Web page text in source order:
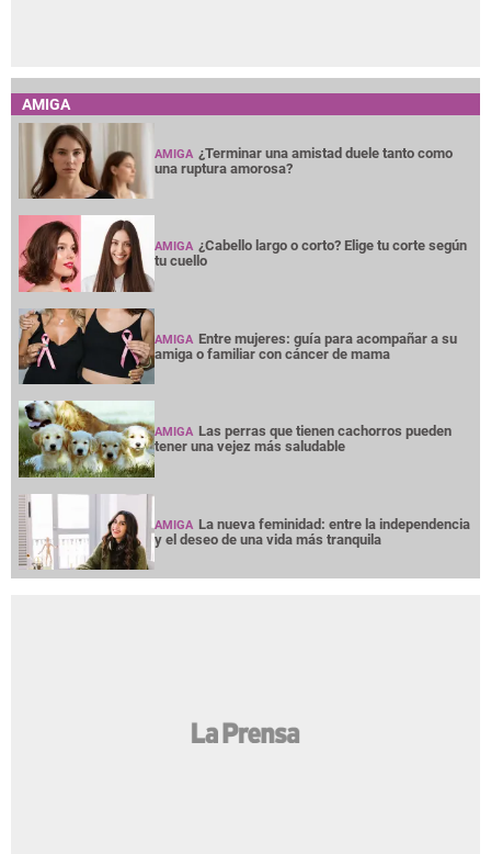
AMIGA
AMIGA ¿Terminar una amistad duele tanto como
una ruptura amorosa?
AMIGA ¿Cabello largo o corto? Elige tu corte según
tu cuello
AMIGA Entre mujeres: guía para acompañar a su
amiga o familiar con cáncer de mama
AMIGA Las perras que tienen cachorros pueden
tener una vejez más saludable
AMIGA La nueva feminidad: entre la independencia
y el deseo de una vida más tranquila